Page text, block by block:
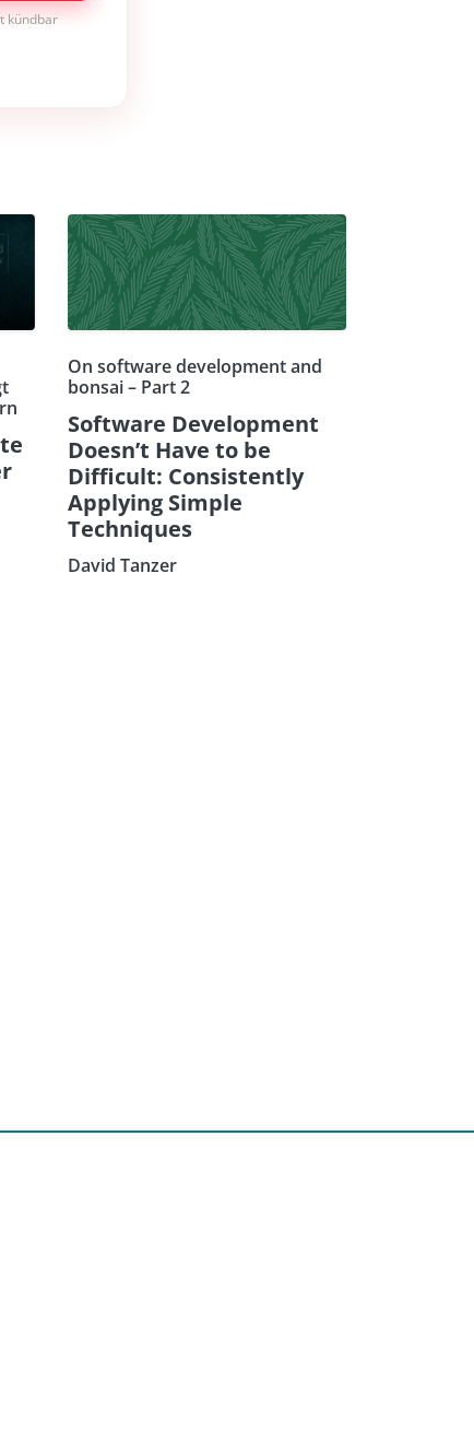
kündbar
On software development and
bonsai – Part 2
Software Development
Doesn’t Have to be
Difficult: Consistently
Applying Simple
Techniques
David Tanzer